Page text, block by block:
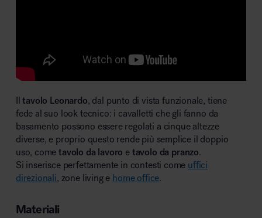
Iltavolo Leonardo, dal punto di vista funzionale, tiene
fede al suo look tecnico: i cavalletti che gli fanno da
basamento possono essere regolati a cinque altezze
diverse, e proprio questo rende più semplice il doppio
uso, cometavolo da lavoro e tavolo da pranzo.
Si inserisce perfettamente in contesti come uffici
direzionali, zone living e home office.
Materiali